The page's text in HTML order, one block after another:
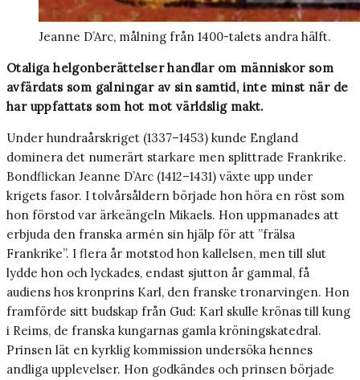
Jeanne D’Arc, målning från 1400-talets andra hälft.
Otaliga helgonberättelser handlar om människor som
avfärdats som galningar av sin samtid, inte minst när de
har uppfattats som hot mot världslig makt.
Under hundraårskriget (1337–1453) kunde England
dominera det numerärt starkare men splittrade Frankrike.
Bondflickan Jeanne D’Arc (1412–1431) växte upp under
krigets fasor. I tolvårsåldern började hon höra en röst som
hon förstod var ärkeängeln Mikaels. Hon uppmanades att
erbjuda den franska armén sin hjälp för att ”frälsa
Frankrike”. I flera år motstod hon kallelsen, men till slut
lydde hon och lyckades, endast sjutton år gammal, få
audiens hos kronprins Karl, den franske tronarvingen. Hon
framförde sitt budskap från Gud: Karl skulle krönas till kung
i Reims, de franska kungarnas gamla kröningskatedral.
Prinsen lät en kyrklig kommission undersöka hennes
andliga upplevelser. Hon godkändes och prinsen började